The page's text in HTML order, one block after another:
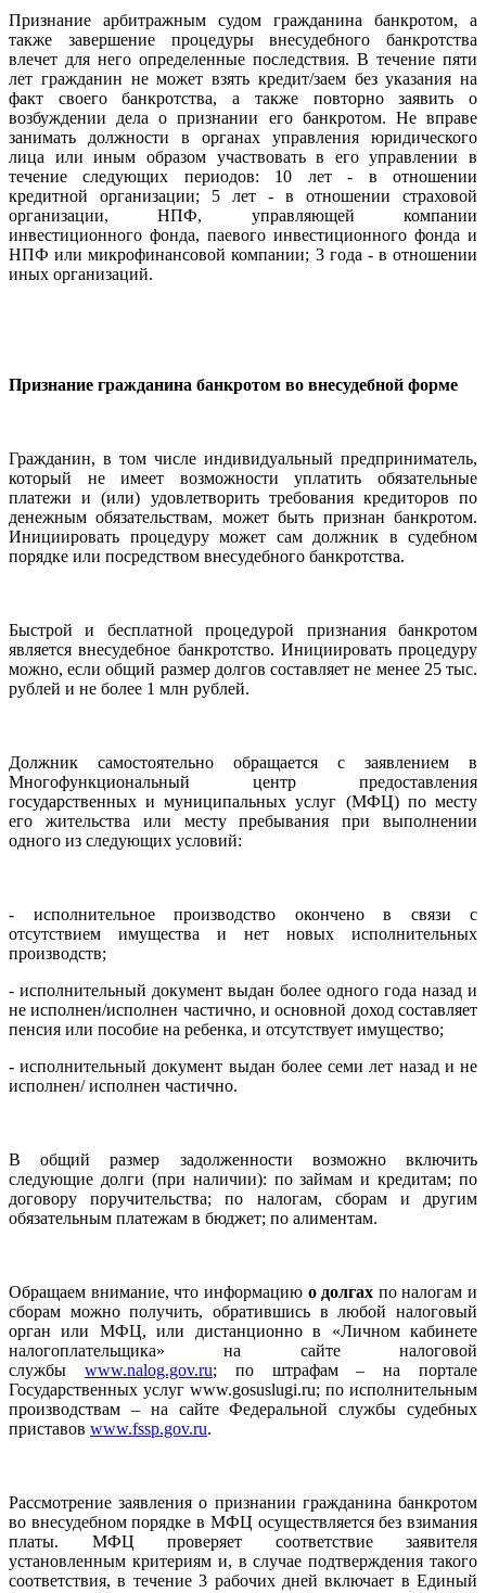
Признание арбитражным судом гражданина банкротом, а
также завершение процедуры внесудебного банкротства
влечет для него определенные последствия. В течение пяти
лет гражданин не может взять кредит/заем без указания на
факт своего банкротства, а также повторно заявить о
возбуждении дела о признании его банкротом. Не вправе
занимать должности в органах управления юридического
лица или иным образом участвовать в его управлении в
течение следующих периодов: 10 лет - в отношении
кредитной организации; 5 лет - в отношении страховой
организации, НПФ, управляющей компании
инвестиционного фонда, паевого инвестиционного фонда и
НПФ или микрофинансовой компании; 3 года - в отношении
иных организаций.
Признание гражданина банкротом во внесудебной форме
Гражданин, в том числе индивидуальный предприниматель,
который не имеет возможности уплатить обязательные
платежи и (или) удовлетворить требования кредиторов по
денежным обязательствам, может быть признан банкротом.
Инициировать процедуру может сам должник в судебном
порядке или посредством внесудебного банкротства.
Быстрой и бесплатной процедурой признания банкротом
является внесудебное банкротство. Инициировать процедуру
можно, если общий размер долгов составляет не менее 25 тыс.
рублей и не более 1 млн рублей.
Должник самостоятельно обращается с заявлением в
Многофункциональный центр предоставления
государственных и муниципальных услуг (МФЦ) по месту
его жительства или месту пребывания при выполнении
одного из следующих условий:
- исполнительное производство окончено в связи с
отсутствием имущества и нет новых исполнительных
производств;
- исполнительный документ выдан более одного года назад и
не исполнен/исполнен частично, и основной доход составляет
пенсия или пособие на ребенка, и отсутствует имущество;
- исполнительный документ выдан более семи лет назад и не
исполнен/ исполнен частично.
В общий размер задолженности возможно включить
следующие долги (при наличии): по займам и кредитам; по
договору поручительства; по налогам, сборам и другим
обязательным платежам в бюджет; по алиментам.
Обращаем внимание, что информацию о долгах по налогам и
сборам можно получить, обратившись в любой налоговый
орган или МФЦ, или дистанционно в «Личном кабинете
налогоплательщика» на сайте налоговой
службы www.nalog.gov.ru; по штрафам – на портале
Государственных услуг www.gosuslugi.ru; по исполнительным
производствам – на сайте Федеральной службы судебных
приставов www.fssp.gov.ru.
Рассмотрение заявления о признании гражданина банкротом
во внесудебном порядке в МФЦ осуществляется без взимания
платы. МФЦ проверяет соответствие заявителя
установленным критериям и, в случае подтверждения такого
соответствия, в течение 3 рабочих дней включает в Единый